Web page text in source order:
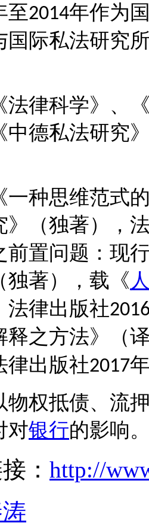
至2014年作为
国际私法研究
法律科学》、
中德私法研究
一种思维范式
》（独著），
前置问题：现
独著），载《
法律出版社
释之方法》（
律出版社2017
物权抵债、流
对银行的影响
： http://